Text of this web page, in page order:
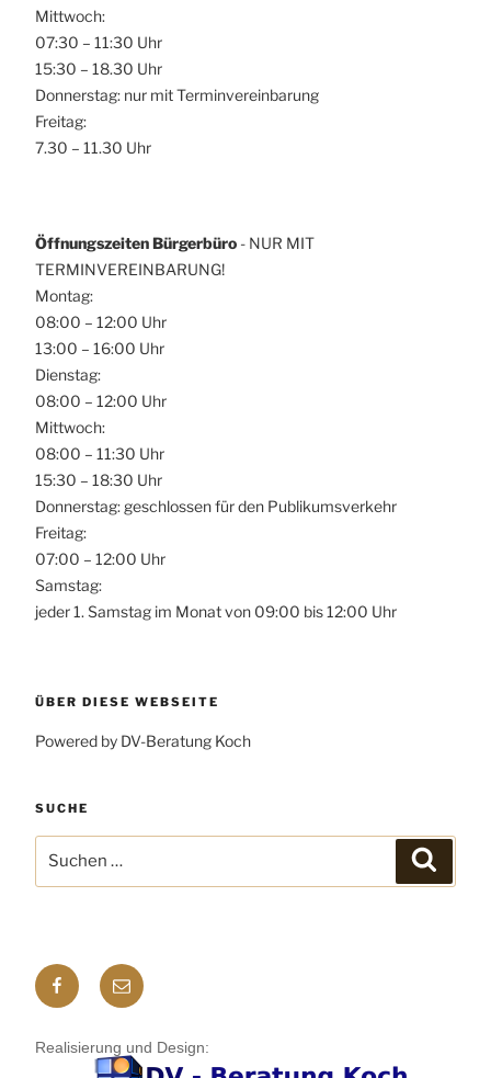
Mittwoch:
07:30 – 11:30 Uhr
15:30 – 18.30 Uhr
Donnerstag: nur mit Terminvereinbarung
Freitag:
7.30 – 11.30 Uhr
Öffnungszeiten Bürgerbüro - NUR MIT
TERMINVEREINBARUNG!
Montag:
08:00 – 12:00 Uhr
13:00 – 16:00 Uhr
Dienstag:
08:00 – 12:00 Uhr
Mittwoch:
08:00 – 11:30 Uhr
15:30 – 18:30 Uhr
Donnerstag: geschlossen für den Publikumsverkehr
Freitag:
07:00 – 12:00 Uhr
Samstag:
jeder 1. Samstag im Monat von 09:00 bis 12:00 Uhr
ÜBER DIESE WEBSEITE
Powered by DV-Beratung Koch
SUCHE
nach:
Facebook
E-
mail
Realisierung und Design: